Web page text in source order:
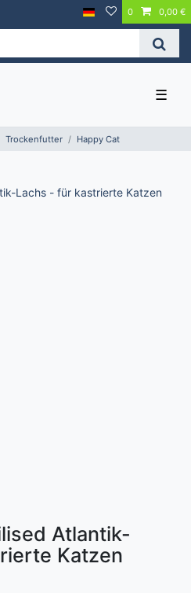
0 0,00 €
☰
Trockenfutter Happy Cat
Atlantik-
Katzen